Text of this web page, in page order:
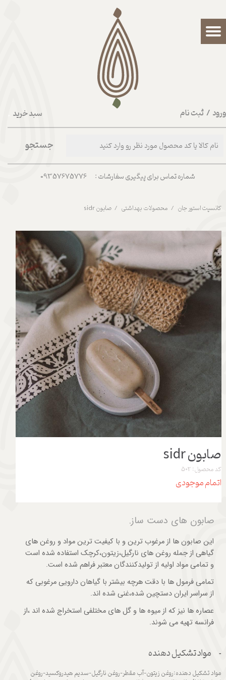
سبد خرید / ثبت نام
حساب کاربری من
تغییر گذر واژه
شماره تماس برای پیگیری سفارشات : 09357675776
جستجو
کانسپت استور جان محصولات بهداشتی صابون sidr
صابون sidr
کد محصول: 502
اتمام موجودی
صابون های دست ساز.
این صابون ها از مرغوب ترین و با کیفیت ترین مواد و روغن های
گیاهی از جمله روغن های نارگیل،زیتون،کرچک استفاده شده است
و تمامی مواد اولیه از تولیدکنندگان معتبر فراهم شده است.
تمامی فرمول ها با دقت هرچه بیشتر با گیاهان دارویی مرغوبی که
از سراسر ایران دستچین شده،غنی شده اند.
عصاره ها نیز که از میوه ها و گل های مختلفی استخراج شده اند ،از
فرانسه تهیه می شوند.
مواد تشکیل دهنده
مواد تشکیل دهنده:روغن زیتون-آب مقطر-روغن نارگیل-سدیم هیدروکسید-روغن